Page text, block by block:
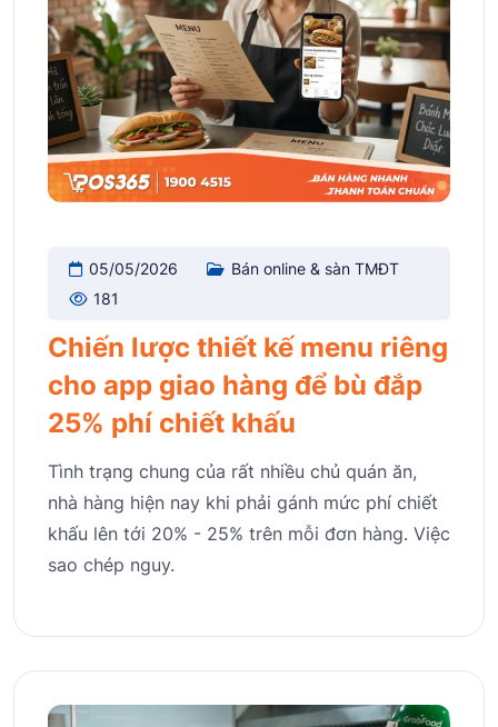
05/05/2026
Bán online & sàn TMĐT
181
Chiến lược thiết kế menu riêng
cho app giao hàng để bù đắp
25% phí chiết khấu
Tình trạng chung của rất nhiều chủ quán ăn,
nhà hàng hiện nay khi phải gánh mức phí chiết
khấu lên tới 20% - 25% trên mỗi đơn hàng. Việc
sao chép nguy.